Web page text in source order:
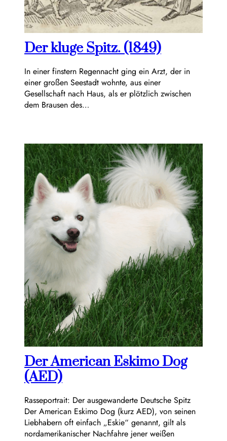
Der kluge Spitz. (1849)
In einer finstern Regennacht ging ein Arzt, der in
einer großen Seestadt wohnte, aus einer
Gesellschaft nach Haus, als er plötzlich zwischen
dem Brausen des…
Der American Eskimo Dog
(AED)
Rasseportrait: Der ausgewanderte Deutsche Spitz
Der American Eskimo Dog (kurz AED), von seinen
Liebhabern oft einfach „Eskie“ genannt, gilt als
nordamerikanischer Nachfahre jener weißen